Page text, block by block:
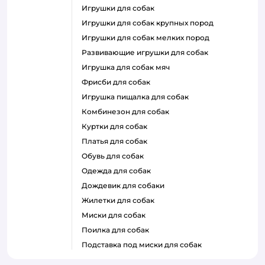
игрушки для собак
игрушки для собак крупных пород
игрушки для собак мелких пород
развивающие игрушки для собак
игрушка для собак мяч
фрисби для собак
игрушка пищалка для собак
комбинезон для собак
куртки для собак
платья для собак
обувь для собак
одежда для собак
дождевик для собаки
жилетки для собак
миски для собак
поилка для собак
подставка под миски для собак